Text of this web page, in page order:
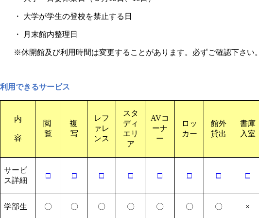
・ 大学が学生の登校を禁止する日
・ 月末館内整理日
※休開館及び利用時間は変更することがあります。必ずご確認下さい。
利用できるサービス
内
容
閲
覧
複
写
レフ
ァレ
ンス
スタ
ディ
エリ
ア
AVコ
ーナ
ー
ロッ
カー
館外
貸出
書庫
入室
サービ
ス詳細
□ □ □ □ □ □ □ □
学部生 〇 〇 〇 〇 〇 〇 〇 ×